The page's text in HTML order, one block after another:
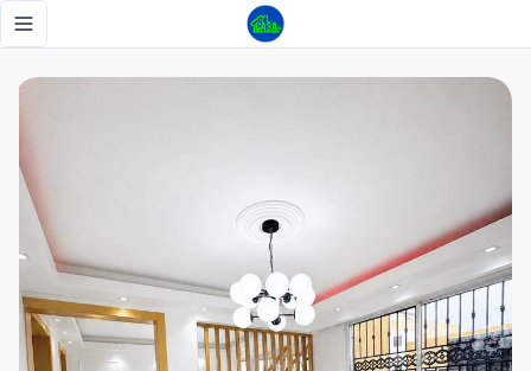
Toggle navigation menu
Exclusivo Penthouse en Villa Olímpica - Tu Casa RD